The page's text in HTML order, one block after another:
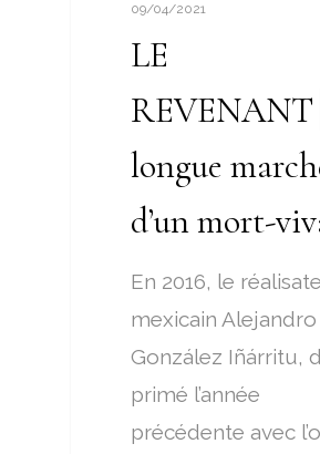
09/04/2021
LE
longue
d’un mort-
En 2016, le
mexicain Alejandro
González Iñárritu,
primé l’année
précédente avec